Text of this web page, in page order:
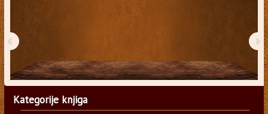
‹ ›
Kategorije knjiga